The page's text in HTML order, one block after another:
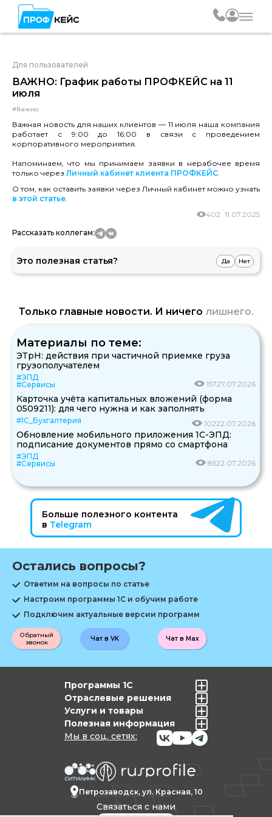
Для пользователей
ВАЖНО: График работы ПРОФКЕЙС на 11
июля
#Важно
Важная новость для наших клиентов — 11 июля наша компания
работает с 9:00 до 16:00 в связи с проведением
корпоративного мероприятия.
Напоминаем, что мы принимаем заявки в нерабочее время
только через Личный кабинет клиента ПРОФКЕЙС.
О том, как оставить заявки через Личный кабинет можно узнать
в этой статье.
11.07.2025
402
Рассказать коллегам:
Это полезная статья? Да Нет
Только главные новости. И ничего лишнего.
Материалы по теме:
ЭТрН: действия при частичной приемке груза
грузополучателем
#ЭПД
#Сервисы
15727.07.2026
Карточка учёта капитальных вложений (форма
0509211): для чего нужна и как заполнять
#1С_Бухгалтерия 10222.07.2026
Обновление мобильного приложения 1С-ЭПД:
подписание документов прямо со смартфона
#ЭПД
#Сервисы
8522.07.2026
Больше полезного контента
в Telegram
Остались вопросы?
Ответим на вопросы по статье
Настроим программы 1С и обучим работе
Подключим актуальные версии программ
Обратный
звонок
Чат в Max
Чат в VK
Петрозаводск, ул. Красная, 10
Связаться с нами
Мы в соц. сетях:
Программы 1С
Отраслевые решения
Услуги и товары
Полезная информация